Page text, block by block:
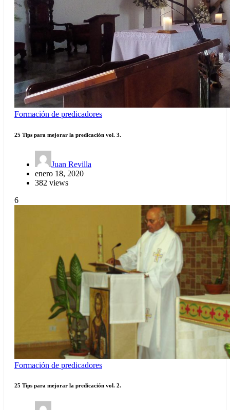
Formación de predicadores
25 Tips para mejorar la predicación vol. 3.
Juan Revilla
enero 18, 2020
382 views
6
Formación de predicadores
25 Tips para mejorar la predicación vol. 2.